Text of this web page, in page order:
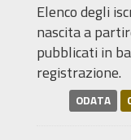
Elenco degli
nascita a
pubblicati in
registrazione.
ODATA